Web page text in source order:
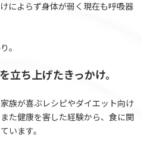
によらず身体が弱く現在も呼吸器
。
立ち上げたきっかけ。
族が喜ぶレシピやダイエット向け
た健康を害した経験から、食に関
います。